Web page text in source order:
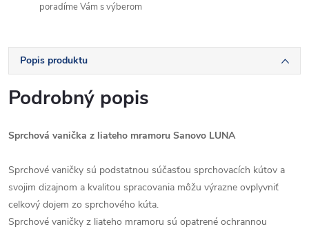
poradíme Vám s výberom
Popis produktu
Podrobný popis
Sprchová vanička z liateho mramoru Sanovo LUNA
Sprchové vaničky sú podstatnou súčasťou sprchovacích kútov a
svojim dizajnom a kvalitou spracovania môžu výrazne ovplyvniť
celkový dojem zo sprchového kúta.
Sprchové vaničky z liateho mramoru sú opatrené ochrannou